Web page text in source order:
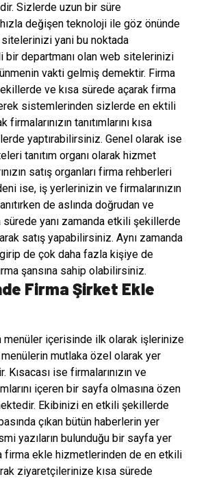
Sizlerde uzun bir süre
değişen teknoloji ile göz önünde
yani bu noktada
departmanı olan web sitelerinizi
vakti gelmiş demektir. Firma
ve kısa sürede açarak firma
sistemlerinden sizlerde en ektili
tanıtımlarını kısa
yaptırabilirsiniz. Genel olarak ise
tanıtım organı olarak hizmet
satış organları firma rehberleri
ise, iş yerlerinizin ve firmalarınızın
de aslında doğrudan ve
sürede yanı zamanda etkili şekillerde
satış yapabilirsiniz. Aynı zamanda
de çok daha fazla kişiye de
şansına sahip olabilirsiniz.
Firma Şirket Ekle
menüler içerisinde ilk olarak işlerinize
mutlaka özel olarak yer
Kısacası ise firmalarınızın ve
içeren bir sayfa olmasına özen
Ekibinizi en etkili şekillerde
çıkan bütün haberlerin yer
yazıların bulunduğu bir sayfa yer
firma ekle hizmetlerinden de en etkili
ziyaretçilerinize kısa sürede